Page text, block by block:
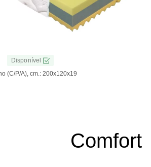
Disponível
(C/P/A), cm.: 200x120x19
Comfort